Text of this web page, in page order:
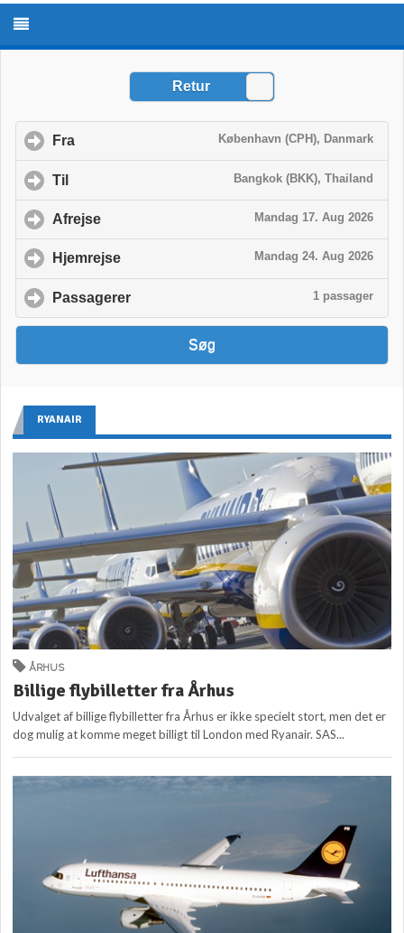
RYANAIR
ÅRHUS
Billige flybilletter fra Århus
Udvalget af billige flybilletter fra Århus er ikke specielt stort, men det er
dog mulig at komme meget billigt til London med Ryanair. SAS...